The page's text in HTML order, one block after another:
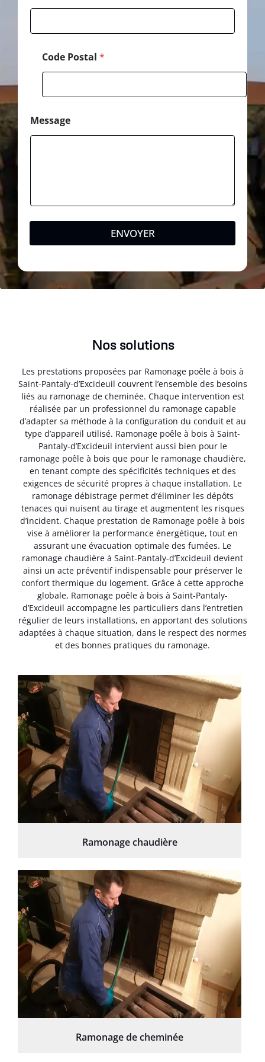
Code Postal *
Message
ENVOYER
Nos solutions
Les prestations proposées par Ramonage poêle à bois à
Saint-Pantaly-d’Excideuil couvrent l’ensemble des besoins
liés au ramonage de cheminée. Chaque intervention est
réalisée par un professionnel du ramonage capable
d’adapter sa méthode à la configuration du conduit et au
type d’appareil utilisé. Ramonage poêle à bois à Saint-
Pantaly-d’Excideuil intervient aussi bien pour le
ramonage poêle à bois que pour le ramonage chaudière,
en tenant compte des spécificités techniques et des
exigences de sécurité propres à chaque installation. Le
ramonage débistrage permet d’éliminer les dépôts
tenaces qui nuisent au tirage et augmentent les risques
d’incident. Chaque prestation de Ramonage poêle à bois
vise à améliorer la performance énergétique, tout en
assurant une évacuation optimale des fumées. Le
ramonage chaudière à Saint-Pantaly-d’Excideuil devient
ainsi un acte préventif indispensable pour préserver le
confort thermique du logement. Grâce à cette approche
globale, Ramonage poêle à bois à Saint-Pantaly-
d’Excideuil accompagne les particuliers dans l’entretien
régulier de leurs installations, en apportant des solutions
adaptées à chaque situation, dans le respect des normes
et des bonnes pratiques du ramonage.
Ramonage chaudière
Ramonage de cheminée